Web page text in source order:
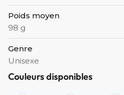
Poids moyen
98 g
Genre
Unisexe
Couleurs disponibles